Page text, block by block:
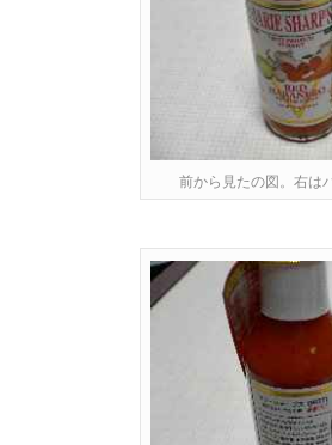
前から見たの図。右は